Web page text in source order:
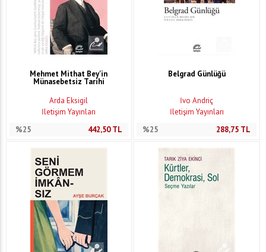
Mehmet Mithat Bey'in
Münasebetsiz Tarihi
Arda Eksigil
İletişim Yayınları
%25
442,50TL
Belgrad Günlüğü
İvo Andriç
İletişim Yayınları
%25
288,75 TL